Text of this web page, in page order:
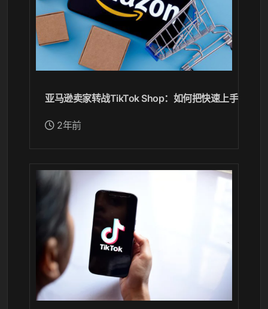
亚马逊卖家转战TikTok Shop：如何把快速上手。
2年前